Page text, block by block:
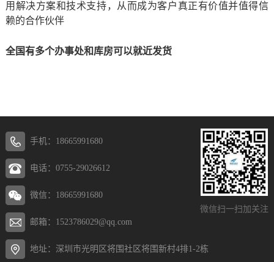
用解决方案和技术支持，从而成为客户真正有价值并值得信
赖的合作伙伴
全国有多个办事处和库房可以就近发货
微信扫一扫加关注
手机：18665991680
电话：0755-29026612
微信：18665991680
邮箱：1523786029@qq.com
地址：深圳市光明区将围社区将围新村4排1-2栋